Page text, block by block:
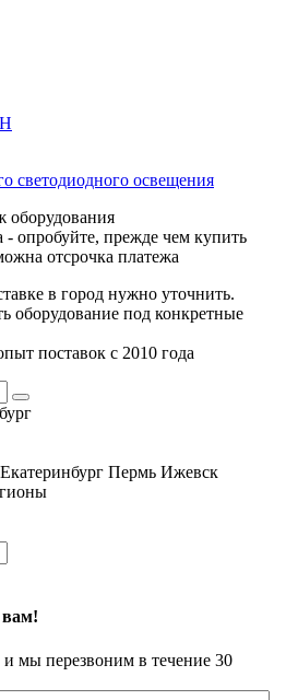
светодиодного освещения
- опробуйте, прежде чем купить
отсрочка платежа
в город нужно уточнить.
оборудование под конкретные
поставок с 2010 года
Екатеринбург Пермь Ижевск
вам!
и мы перезвоним в течение 30